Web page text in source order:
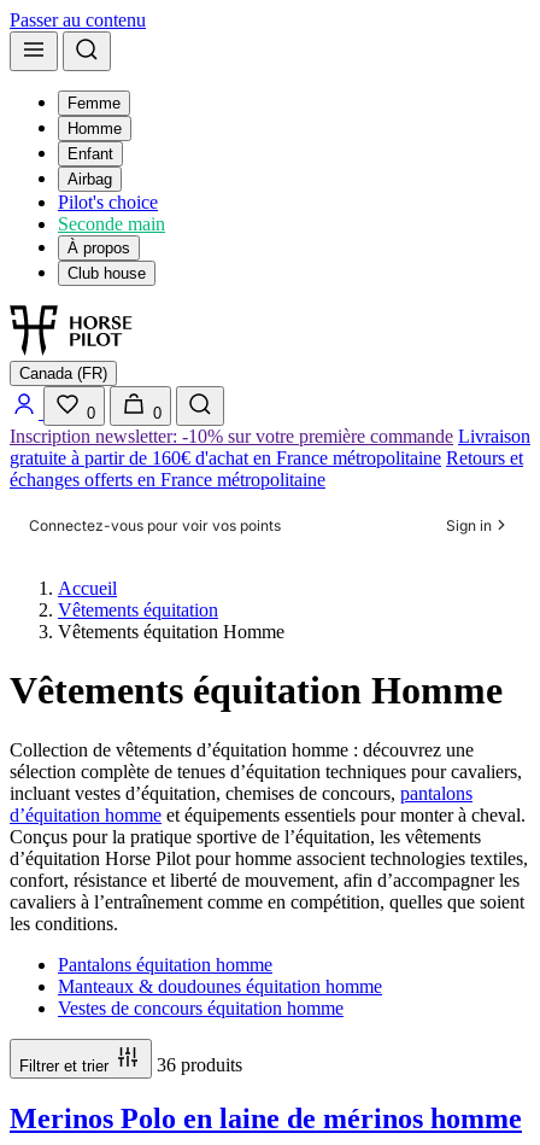
Passer au contenu
Femme
Homme
Enfant
Airbag
Pilot's choice
Seconde main
À propos
Club house
Canada (FR)
0 0
Inscription newsletter: -10% sur votre première commande Livraison
gratuite à partir de 160€ d'achat en France métropolitaine Retours et
échanges offerts en France métropolitaine
Connectez-vous pour voir vos points Sign in
Accueil
Vêtements équitation
Vêtements équitation Homme
Vêtements équitation Homme
Collection de vêtements d’équitation homme : découvrez une
sélection complète de tenues d’équitation techniques pour cavaliers,
incluant vestes d’équitation, chemises de concours, pantalons
d’équitation homme et équipements essentiels pour monter à cheval.
Conçus pour la pratique sportive de l’équitation, les vêtements
d’équitation Horse Pilot pour homme associent technologies textiles,
confort, résistance et liberté de mouvement, afin d’accompagner les
cavaliers à l’entraînement comme en compétition, quelles que soient
les conditions.
Pantalons équitation homme
Manteaux & doudounes équitation homme
Vestes de concours équitation homme
Filtrer et trier 36 produits
Merinos Polo en laine de mérinos homme